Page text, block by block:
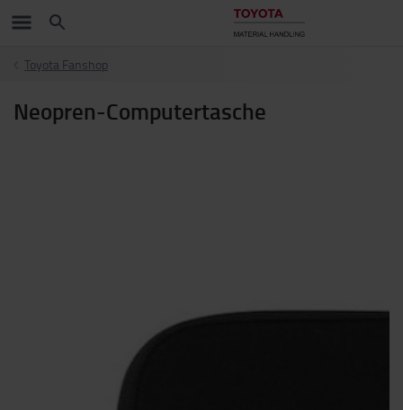
Toyota Fanshop
Neopren-Computertasche